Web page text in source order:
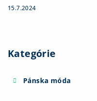
15.7.2024
Kategórie
Pánska móda